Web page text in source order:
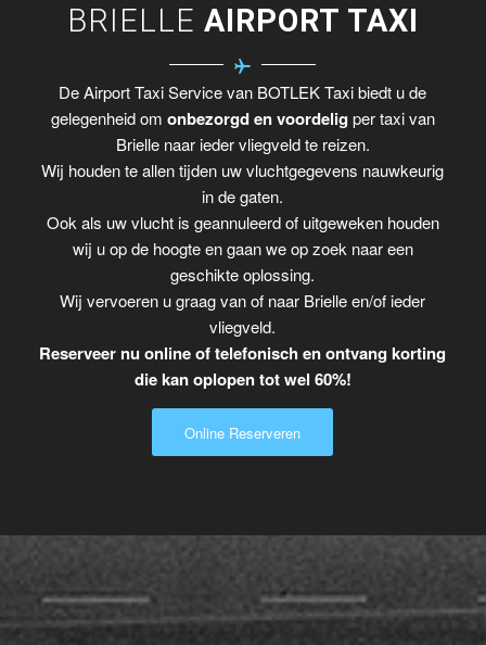
BRIELLE AIRPORT TAXI
De Airport Taxi Service van BOTLEK Taxi biedt u de
gelegenheid om onbezorgd en voordelig per taxi van
Brielle naar ieder vliegveld te reizen.
Wij houden te allen tijden uw vluchtgegevens nauwkeurig
in de gaten.
Ook als uw vlucht is geannuleerd of uitgeweken houden
wij u op de hoogte en gaan we op zoek naar een
geschikte oplossing.
Wij vervoeren u graag van of naar Brielle en/of ieder
vliegveld.
Reserveer nu online of telefonisch en ontvang korting
die kan oplopen tot wel 60%!
Online Reserveren